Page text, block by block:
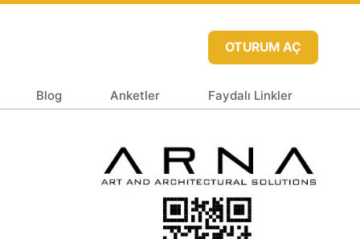
OTURUM AÇ
Blog Anketler Faydalı Linkler